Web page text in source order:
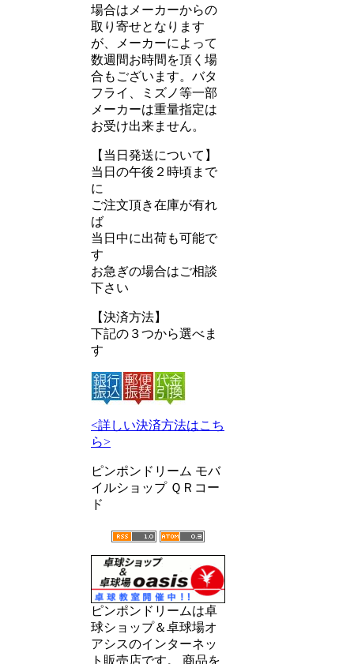
場合はメーカーからの
取り寄せとなります
が、メーカーによって
数週間お時間を頂く場
合もございます。バタ
フライ、ミズノ等一部
メーカーは重量指定は
お受け出来ません。
【当日発送について】
当日の午後２時頃まで
に
ご注文頂き在庫が有れ
ば
当日中に出荷も可能で
す
お急ぎの場合はご相談
下さい
【決済方法】
下記の３つから選べま
す
<詳しい決済方法はこち
ら>
ピンポンドリーム モバ
イルショップ ＱＲコー
ド
ピンポンドリームは卓
球ショップ＆卓球場オ
アシスのインターネッ
ト販売店です。 商品を